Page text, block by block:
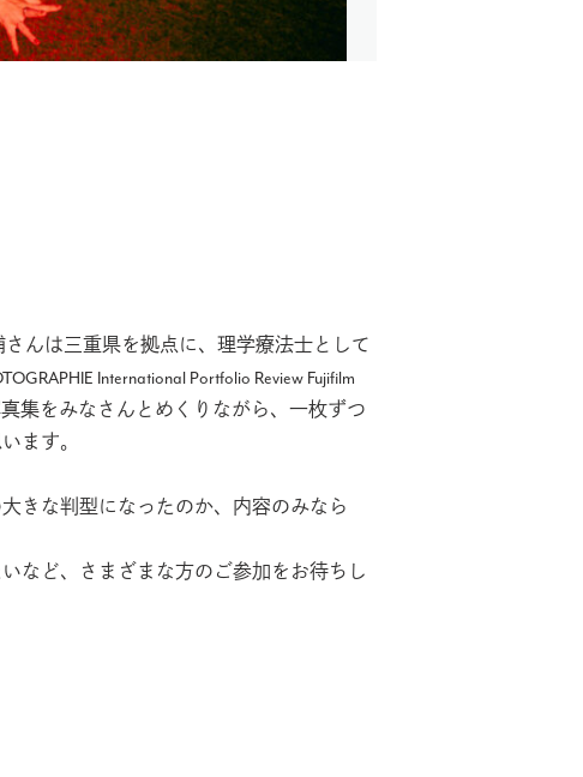
んは三重県を拠点に、理学療法士として
International Portfolio Review Fujifilm
集をみなさんとめくりながら、一枚ずつ
ます。
きな判型になったのか、内容のみなら
など、さまざまな方のご参加をお待ちし